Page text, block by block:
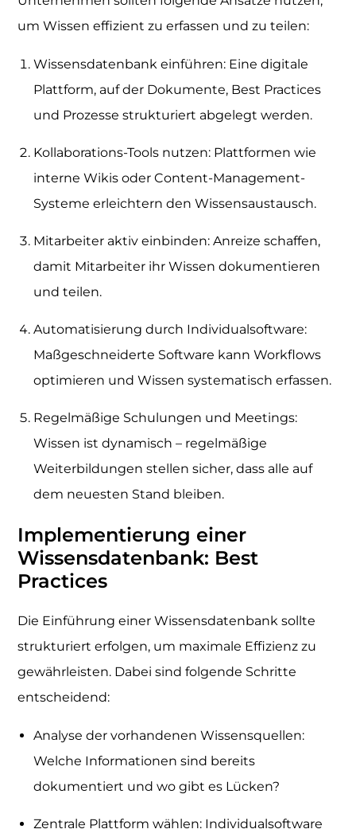
um Wissen effizient zu erfassen und zu teilen:
Wissensdatenbank einführen: Eine digitale
Plattform, auf der Dokumente, Best Practices
und Prozesse strukturiert abgelegt werden.
Kollaborations-Tools nutzen: Plattformen wie
interne Wikis oder Content-Management-
Systeme erleichtern den Wissensaustausch.
Mitarbeiter aktiv einbinden: Anreize schaffen,
damit Mitarbeiter ihr Wissen dokumentieren
und teilen.
Automatisierung durch Individualsoftware:
Maßgeschneiderte Software kann Workflows
optimieren und Wissen systematisch erfassen.
Regelmäßige Schulungen und Meetings:
Wissen ist dynamisch – regelmäßige
Weiterbildungen stellen sicher, dass alle auf
dem neuesten Stand bleiben.
Implementierung einer
Wissensdatenbank: Best
Practices
Die Einführung einer Wissensdatenbank sollte
strukturiert erfolgen, um maximale Effizienz zu
gewährleisten. Dabei sind folgende Schritte
entscheidend:
Analyse der vorhandenen Wissensquellen:
Welche Informationen sind bereits
dokumentiert und wo gibt es Lücken?
Zentrale Plattform wählen: Individualsoftware